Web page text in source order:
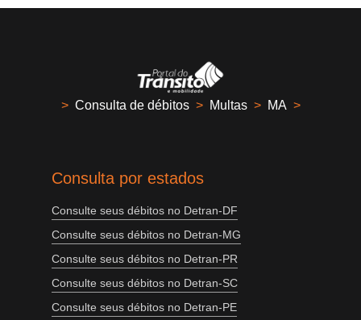
> Consulta de débitos > Multas > MA >
Consulta por estados
Consulte seus débitos no Detran-DF
Consulte seus débitos no Detran-MG
Consulte seus débitos no Detran-PR
Consulte seus débitos no Detran-SC
Consulte seus débitos no Detran-PE